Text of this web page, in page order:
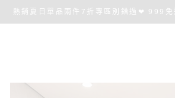
熱銷夏日單品兩件7折專區別錯過❤ 999